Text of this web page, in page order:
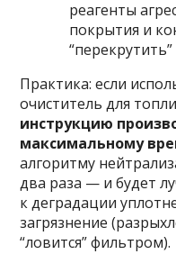
реагенты
покрытия и
Практика: если
очиститель для
инструкцию
максимальному
алгоритму
два раза — и будет
к деградации
загрязнение
“ловится” фильтром).